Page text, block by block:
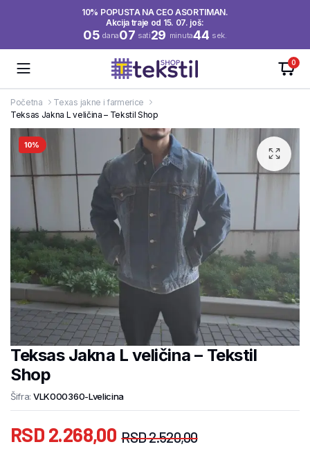
10% POPUSTA NA CEO ASORTIMAN.
Akcija traje od 15. 07. još:
05 dana07 sati29 minuta44 sek.
0
Početna
Texas jakne i farmerice
Teksas Jakna L veličina – Tekstil Shop
10%
Teksas Jakna L veličina – Tekstil
Shop
Šifra: VLK000360-Lvelicina
RSD2.520,00
RSD 2.268,00